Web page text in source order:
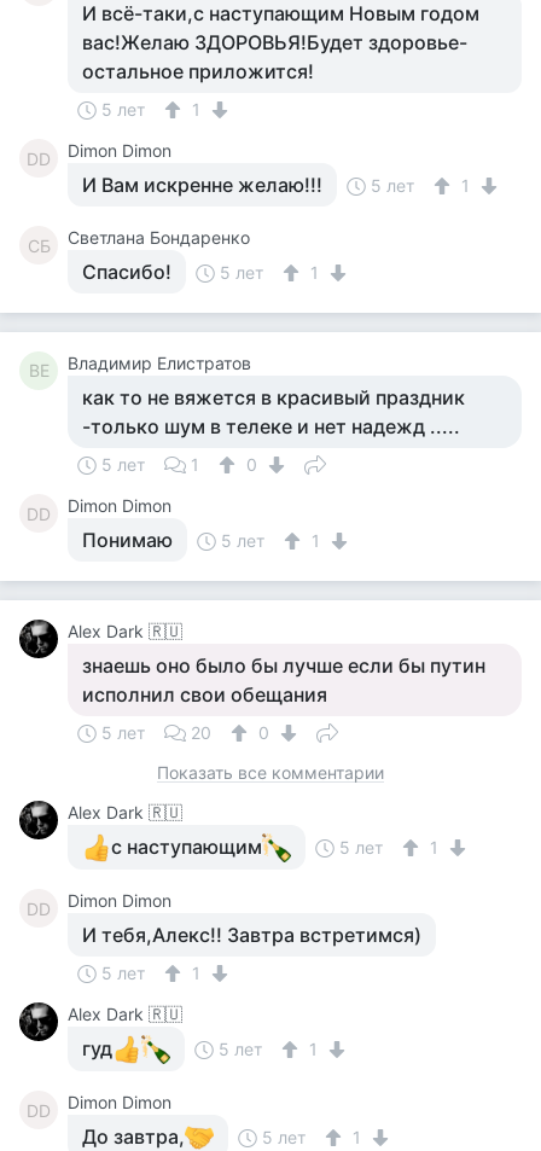
И всё-таки,с наступающим Новым годом
вас!Желаю ЗДОРОВЬЯ!Будет здоровье-
остальное приложится!
5 лет 1
DD Dimon Dimon
И Вам искренне желаю!!! 5 лет 1
СБ Светлана Бондаренко
Спасибо! 5 лет 1
ВЕ Владимир Елистратов
как то не вяжется в красивый праздник
-только шум в телеке и нет надежд .....
5 лет 1 0
DD Dimon Dimon
Понимаю 5 лет 1
Alex Dark 🇷🇺
знаешь оно было бы лучше если бы путин
исполнил свои обещания
5 лет 20
0
Показать все комментарии
Alex Dark 🇷🇺
с наступающим 5 лет 1
DD Dimon Dimon
И тебя,Алекс!! Завтра встретимся)
5 лет
1
Alex Dark 🇷🇺
гуд 5 лет 1
DD Dimon Dimon
До завтра, 5 лет 1